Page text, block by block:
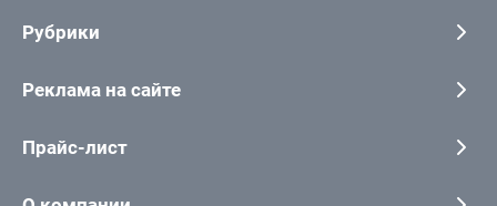
Рубрики
Реклама на сайте
Прайс-лист